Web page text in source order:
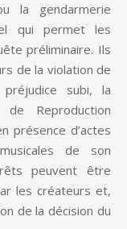
la gendarmerie
qui permet les
préliminaire. Ils
de la violation de
subi, la
de Reproduction
présence d’actes
de son
peuvent être
les créateurs et,
de la décision du